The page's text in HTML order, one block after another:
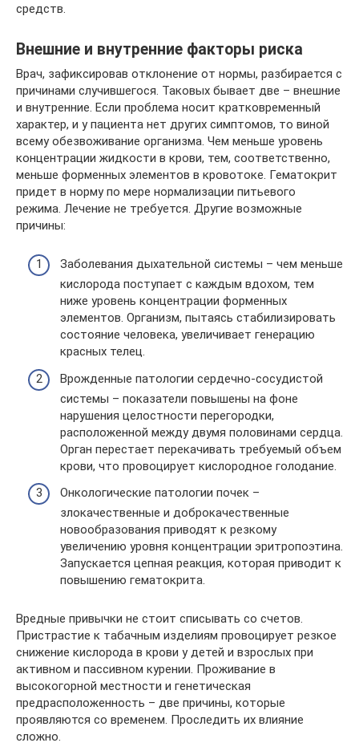
средств.
Внешние и внутренние факторы риска
Врач, зафиксировав отклонение от нормы, разбирается с
причинами случившегося. Таковых бывает две – внешние
и внутренние. Если проблема носит кратковременный
характер, и у пациента нет других симптомов, то виной
всему обезвоживание организма. Чем меньше уровень
концентрации жидкости в крови, тем, соответственно,
меньше форменных элементов в кровотоке. Гематокрит
придет в норму по мере нормализации питьевого
режима. Лечение не требуется. Другие возможные
причины:
Заболевания дыхательной системы – чем меньше
кислорода поступает с каждым вдохом, тем
ниже уровень концентрации форменных
элементов. Организм, пытаясь стабилизировать
состояние человека, увеличивает генерацию
красных телец.
Врожденные патологии сердечно-сосудистой
системы – показатели повышены на фоне
нарушения целостности перегородки,
расположенной между двумя половинами сердца.
Орган перестает перекачивать требуемый объем
крови, что провоцирует кислородное голодание.
Онкологические патологии почек –
злокачественные и доброкачественные
новообразования приводят к резкому
увеличению уровня концентрации эритропоэтина.
Запускается цепная реакция, которая приводит к
повышению гематокрита.
Вредные привычки не стоит списывать со счетов.
Пристрастие к табачным изделиям провоцирует резкое
снижение кислорода в крови у детей и взрослых при
активном и пассивном курении. Проживание в
высокогорной местности и генетическая
предрасположенность – две причины, которые
проявляются со временем. Проследить их влияние
сложно.